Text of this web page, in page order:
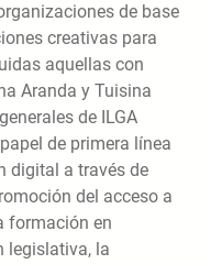
de base
creativas para
aquellas con
Aranda y Tuisina
de ILGA
de primera línea
digital a través de
del acceso a
formación en
legislativa, la